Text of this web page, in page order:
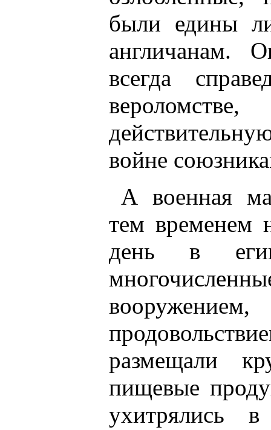
были едины
англичанам.
всегда
войне
А военная
тем временем
день в
размещали
пищевые
ухитрялись в